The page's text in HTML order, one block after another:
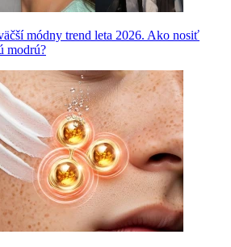
módny trend leta 2026. Ako nosiť
modrú?